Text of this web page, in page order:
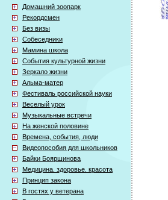
Домашний зоопарк
Рекордсмен
Без визы
Собеседники
Мамина школа
События культурной жизни
Зеркало жизни
Альма-матер
Фестиваль российской науки
Веселый урок
Музыкальные встречи
На женской половине
Времена, события, люди
Видеопособия для школьников
Байки Бояршинова
Медицина. здоровье. красота
Принцип закона
В гостях у ветерана